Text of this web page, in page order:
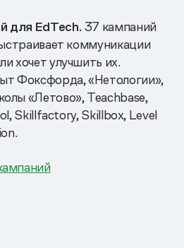
для EdTech. 37 кампаний
коммуникации
хочет улучшить их.
Фоксфорда, «Нетологии»,
«Летово», Teachbase,
Skillfactory, Skillbox, Level